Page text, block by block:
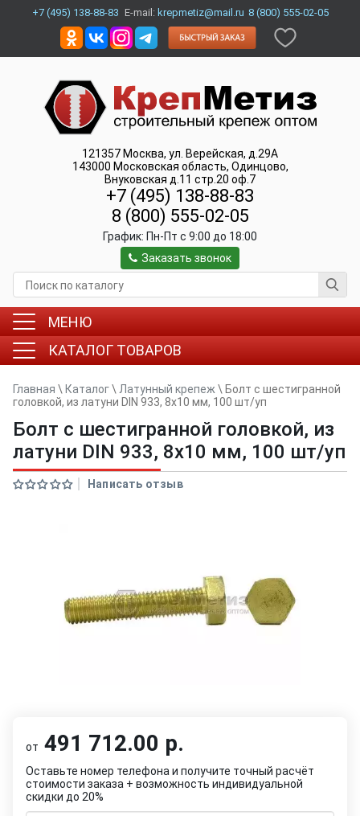
+7 (495) 138-88-83 E-mail: krepmetiz@mail.ru 8 (800) 555-02-05
121357 Москва, ул. Верейская, д.29А
143000 Московская область, Одинцово,
Внуковская д.11 стр.20 оф.7
+7 (495) 138-88-83
8 (800) 555-02-05
График: Пн-Пт c 9:00 до 18:00
Заказать звонок
МЕНЮ
КАТАЛОГ ТОВАРОВ
Главная \ Каталог\ Латунный крепеж \ Болт с шестигранной
головкой, из латуни DIN 933, 8х10 мм, 100 шт/уп
Болт с шестигранной головкой, из
латуни DIN 933, 8х10 мм, 100 шт/уп
Написать отзыв
от 491 712.00 р.
Оставьте номер телефона и получите точный расчёт
стоимости заказа + возможность индивидуальной
скидки до 20%